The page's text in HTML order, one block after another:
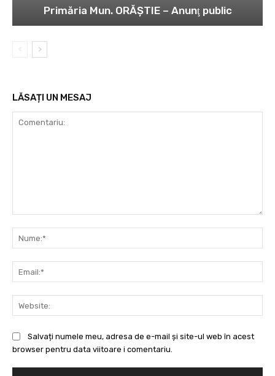
Primăria Mun. ORĂȘTIE – Anunţ public
LĂSAȚI UN MESAJ
Salvați numele meu, adresa de e-mail și site-ul web în acest
browser pentru data viitoare i comentariu.